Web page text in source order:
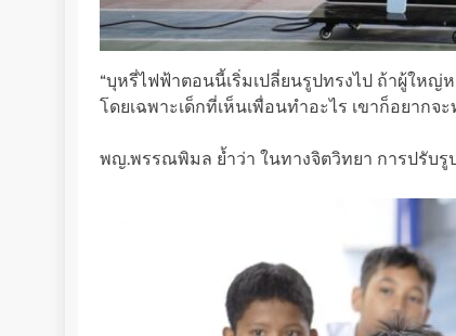
“บุหรี่ไฟฟ้าตอนนี้เริ่มเปลี่ยนรูปทรงไป ถ้าผู้ให
โดยเฉพาะเด็กที่เห็นเพื่อนทำอะไร เขาก็อยาก
พญ.พรรณพิมล ย้ำว่า ในทางจิตวิทยา การปรับ